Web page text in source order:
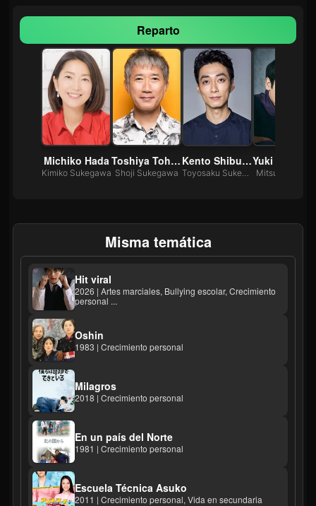
Reparto
Michiko Hada
Kimiko Sukegawa
Toshiya Tohyama
Shoji Sukegawa
Kento Shibuya
Toyosaku Sukegawa Mitsuo
Misma temática
Hit viral
2026 | Artes marciales, Bullying escolar, Crecimiento
personal ...
Oshin
1983 | Crecimiento personal
Milagros
2018 | Crecimiento personal
En un país del Norte
1981 | Crecimiento personal
Escuela Técnica Asuko
2011 | Crecimiento personal, Vida en secundaria